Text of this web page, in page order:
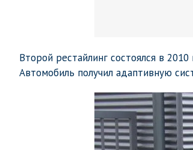
Второй рестайлинг состоялся в
Автомобиль получил адаптивную